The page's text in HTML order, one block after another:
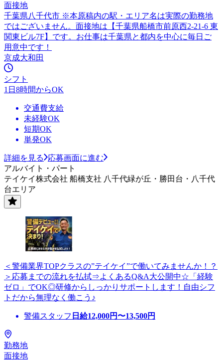
面接地
千葉県八千代市 ※本原稿内の駅・エリア名は実際の勤務地
ではございません。面接地は【千葉県船橋市前原西2-21-6 東
関東ビル7F】です。お仕事は千葉県と都内を中心に毎日ご
用意中です！
京成大和田
シフト
1日8時間からOK
交通費支給
未経験OK
短期OK
単発OK
詳細を見る
応募画面に進む
アルバイト・パート
テイケイ株式会社 船橋支社 八千代緑が丘・勝田台・八千代
台エリア
＜警備業界TOPクラスの”テイケイ”で働いてみませんか！？
＞応募までの流れを払拭⇒よくあるQ&A大公開中☆「経験
ゼロ」でOK◎研修からしっかりサポートします！自由シフ
トだから無理なく働こう♪
警備スタッフ 日給12,000円〜13,500円
勤務地
面接地